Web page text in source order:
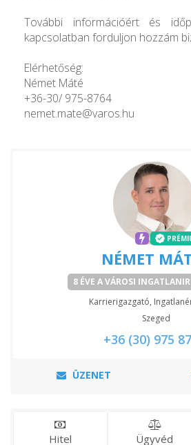
További információért és
kapcsolatban forduljon hozzám
Elérhetőség:
Német Máté
+36-30/ 975-8764
nemet.mate@varos.hu
NÉMET
8 ÉVE A VÁROSI
Karrierigazgató,
Szeged
+36 (30) 975
ÜZENET
Hitel Ügyvéd